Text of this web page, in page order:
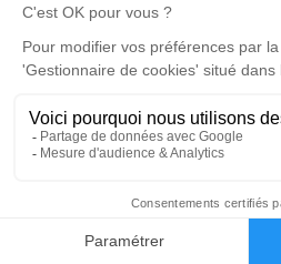
Publié le samedi 03 mai 2025
Jeanne KUHN
Valdoie (90)
Publié le vendredi 02 mai 2025